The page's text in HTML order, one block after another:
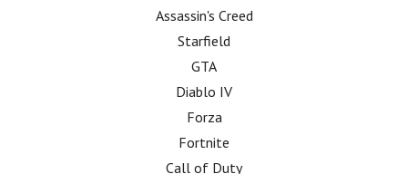
Assassin's Creed
Starfield
GTA
Diablo IV
Forza
Fortnite
Call of Duty